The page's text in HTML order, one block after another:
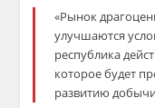
«Рынок
улучшаются
республика
которое будет
развитию